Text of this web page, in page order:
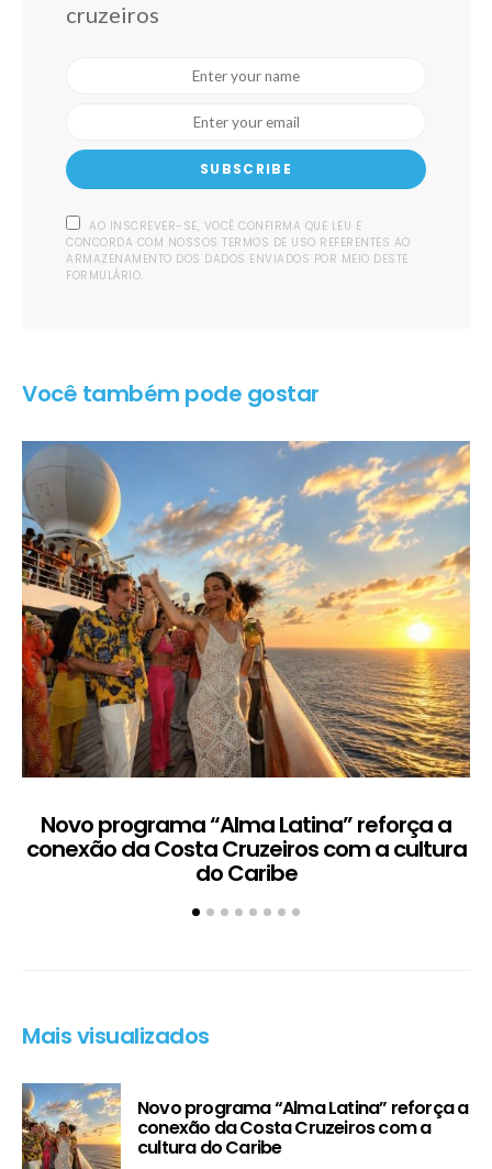
cruzeiros
SUBSCRIBE
AO INSCREVER-SE, VOCÊ CONFIRMA QUE LEU E
CONCORDA COM NOSSOS TERMOS DE USO REFERENTES AO
ARMAZENAMENTO DOS DADOS ENVIADOS POR MEIO DESTE
FORMULÁRIO.
Você também pode gostar
Novo programa “Alma Latina” reforça a
conexão da Costa Cruzeiros com a cultura
do Caribe
Mais visualizados
Novo programa “Alma Latina” reforça a
conexão da Costa Cruzeiros com a
cultura do Caribe